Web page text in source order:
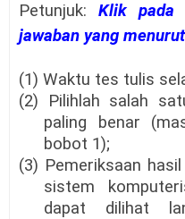
Petunjuk: Klik pada
jawaban yang
(1) Waktu tes tulis
(2) Pilihlah salah
paling benar
bobot 1);
(3) Pemeriksaan
sistem
dapat dilihat